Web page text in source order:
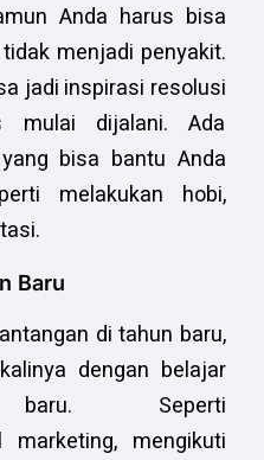
Anda harus bisa
menjadi penyakit.
jadi inspirasi resolusi
mulai dijalani. Ada
bisa bantu Anda
melakukan hobi,
Baru
di tahun baru,
dengan belajar
baru. Seperti
marketing, mengikuti